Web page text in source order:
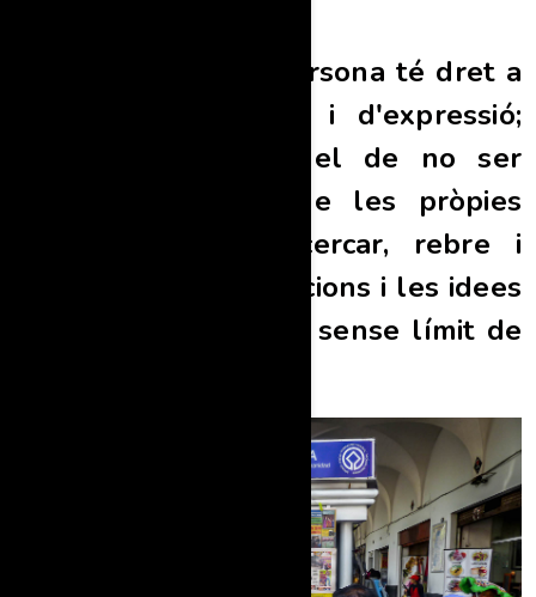
ARTICLE 19: Tota persona té dret a
la llibertat d'opinió i d'expressió;
aquest dret inclou el de no ser
molestat a causa de les pròpies
opinions i el de cercar, rebre i
difondre les informacions i les idees
per qualsevol mitjà i sense límit de